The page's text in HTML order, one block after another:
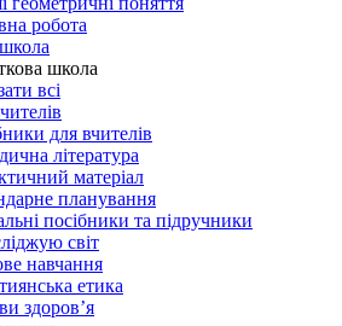
робота
школа
всі
для вчителів
література
матеріал
планування
посібники та підручники
світ
навчання
етика
здоров’я